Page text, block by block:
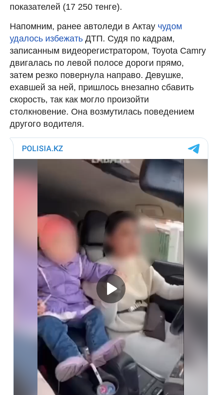
показателей (17 250 тенге).
Напомним, ранее автоледи в Актау чудом
удалось избежать ДТП. Судя по кадрам,
записанным видеорегистратором, Toyota Camry
двигалась по левой полосе дороги прямо,
затем резко повернула направо. Девушке,
ехавшей за ней, пришлось внезапно сбавить
скорость, так как могло произойти
столкновение. Она возмутилась поведением
другого водителя.